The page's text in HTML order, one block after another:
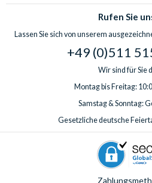
Rufen Sie
Lassen Sie sich von unserem
+49 (0)511
Wir sind für Sie
Montag bis Freitag:
Samstag & Sonntag:
Gesetzliche deutsche